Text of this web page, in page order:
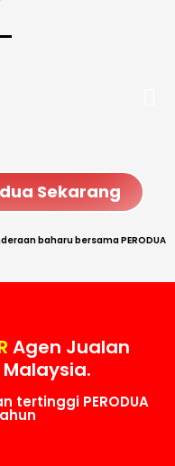
Sekarang
baharu bersama PERODUA
Agen Jualan
Malaysia.
tertinggi PERODUA